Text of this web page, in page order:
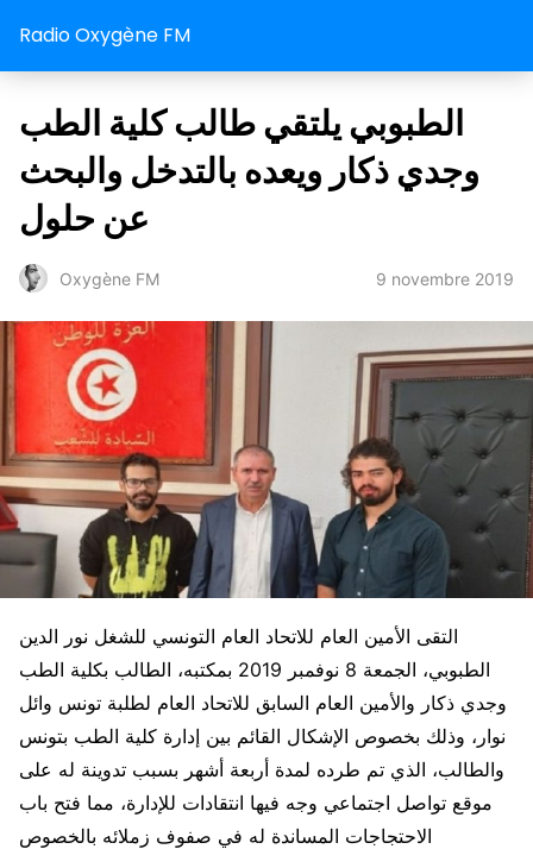
Radio Oxygène FM
الطبوبي يلتقي طالب كلية الطب
وجدي ذكار ويعده بالتدخل والبحث
عن حلول
Oxygène FM 9 novembre 2019
التقى الأمين العام للاتحاد العام التونسي للشغل نور الدين
الطبوبي، الجمعة 8 نوفمبر 2019 بمكتبه، الطالب بكلية الطب
وجدي ذكار والأمين العام السابق للاتحاد العام لطلبة تونس وائل
نوار، وذلك بخصوص الإشكال القائم بين إدارة كلية الطب بتونس
والطالب، الذي تم طرده لمدة أربعة أشهر بسبب تدوينة له على
موقع تواصل اجتماعي وجه فيها انتقادات للإدارة، مما فتح باب
الاحتجاجات المساندة له في صفوف زملائه بالخصوص